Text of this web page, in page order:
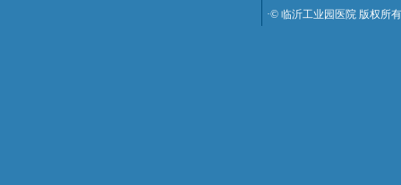
·© 临沂工业园医院 版权所